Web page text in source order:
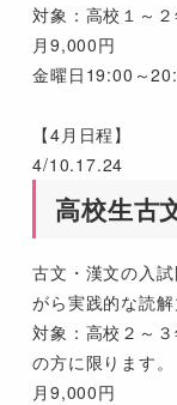
対象：高校１～２
月9,000円
金曜日19:00～
【4月日程】
4/10.17.24
高校生古
古文・漢文の入
がら実践的な読解
対象：高校２～
の方に限ります。
月9,000円